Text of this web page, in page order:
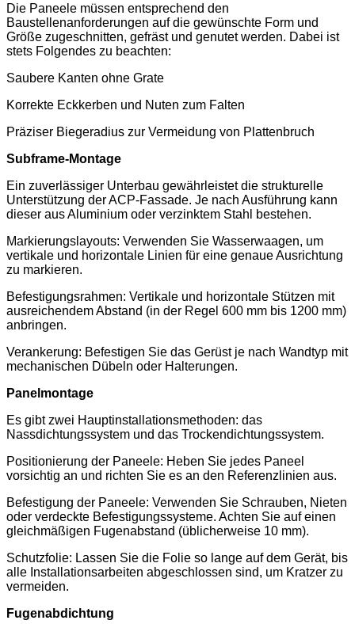
Die Paneele müssen entsprechend den
Baustellenanforderungen auf die gewünschte Form und
Größe zugeschnitten, gefräst und genutet werden. Dabei ist
stets Folgendes zu beachten:
Saubere Kanten ohne Grate
Korrekte Eckkerben und Nuten zum Falten
Präziser Biegeradius zur Vermeidung von Plattenbruch
Subframe-Montage
Ein zuverlässiger Unterbau gewährleistet die strukturelle
Unterstützung der ACP-Fassade. Je nach Ausführung kann
dieser aus Aluminium oder verzinktem Stahl bestehen.
Markierungslayouts: Verwenden Sie Wasserwaagen, um
vertikale und horizontale Linien für eine genaue Ausrichtung
zu markieren.
Befestigungsrahmen: Vertikale und horizontale Stützen mit
ausreichendem Abstand (in der Regel 600 mm bis 1200 mm)
anbringen.
Verankerung: Befestigen Sie das Gerüst je nach Wandtyp mit
mechanischen Dübeln oder Halterungen.
Panelmontage
Es gibt zwei Hauptinstallationsmethoden: das
Nassdichtungssystem und das Trockendichtungssystem.
Positionierung der Paneele: Heben Sie jedes Paneel
vorsichtig an und richten Sie es an den Referenzlinien aus.
Befestigung der Paneele: Verwenden Sie Schrauben, Nieten
oder verdeckte Befestigungssysteme. Achten Sie auf einen
gleichmäßigen Fugenabstand (üblicherweise 10 mm).
Schutzfolie: Lassen Sie die Folie so lange auf dem Gerät, bis
alle Installationsarbeiten abgeschlossen sind, um Kratzer zu
vermeiden.
Fugenabdichtung